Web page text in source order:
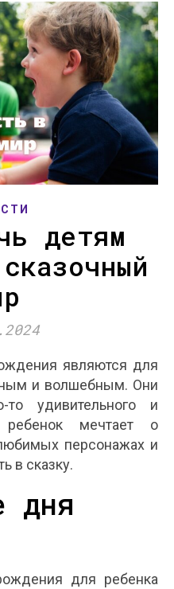
детям
и волшебным. Они
удивительного и
мечтает о
персонажах и
в сказку.
дня
для ребенка